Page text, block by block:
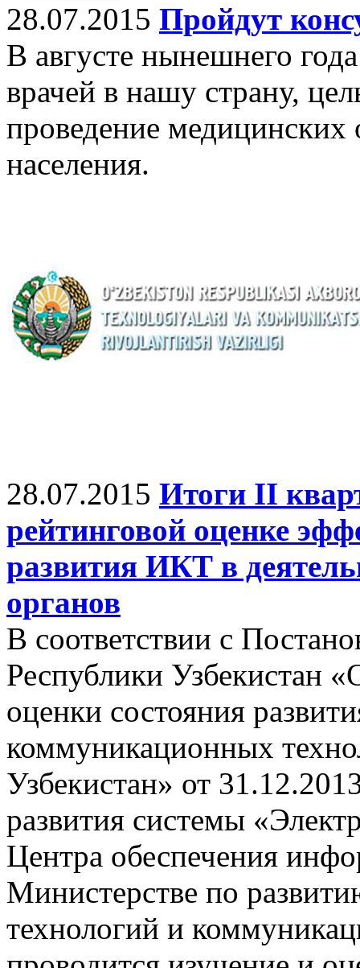
28.07.2015 Пройдут
В августе нынешнего
врачей в нашу страну,
проведение медицинских
населения.
28.07.2015 Итоги II
рейтинговой оценке
развития ИКТ в
органов
В соответствии с
Республики Узбекистан
оценки состояния
коммуникационных
Узбекистан» от
развития системы
Центра обеспечения
Министерстве по
технологий и